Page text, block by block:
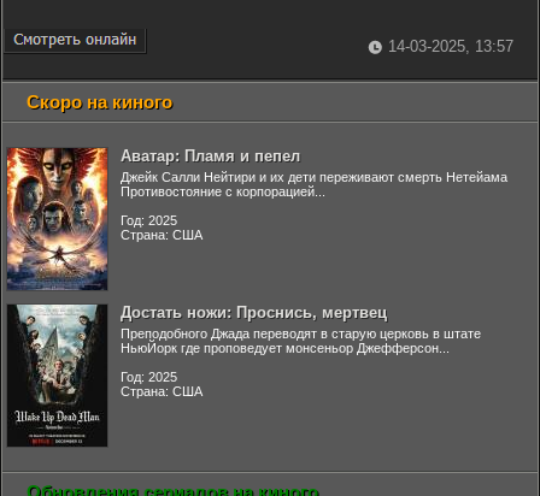
14-03-2025, 13:57
Скоро на киного
Аватар: Пламя и пепел
Джейк Салли Нейтири и их дети переживают смерть Нетейама
Противостояние с корпорацией...
Год: 2025
Страна: США
Достать ножи: Проснись, мертвец
Преподобного Джада переводят в старую церковь в штате
НьюЙорк где проповедует монсеньор Джефферсон...
Год: 2025
Страна: США
Обновления сериалов на киного